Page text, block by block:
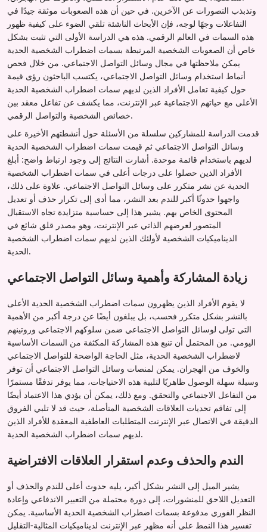
وتذبذب التصورات عن الآخرين. في حين أن هذه الصعوبات موثقة جيدًا في
التفاعلات وجهًا لوجه، فإن الأبحاث الناشئة تلقي الضوء على كيفية ظهور
هذه السمات في العالم الرقمي. هذه هي الدراسة الأولى التي تثبت بشكل
خاص أن الصعوبات الشخصية المرتبطة بسمات اضطراب الشخصية الحدية
يمكن ملاحظتها في مجال وسائل التواصل الاجتماعي. من خلال فحص
أنماط استخدام وسائل التواصل الاجتماعي، يكتسب الباحثون رؤى قيمة
حول كيفية تعامل الأفراد الذين لديهم سمات اضطراب الشخصية الحدية
الأعلى مع حياتهم الاجتماعية عبر الإنترنت، مما يكشف عن تفاعل معقد بين
خصائص الشخصية والتواصل الرقمي.
قدمت الدراسة للمشاركين سلسلة من الأسئلة حول أنشطتهم الأخيرة على
وسائل التواصل الاجتماعي ثم قيمت سمات اضطراب الشخصية الحدية
لديهم باستخدام قائمة موحدة. أشارت النتائج إلى وجود ارتباط واضح: أبلغ
الأفراد الذين حصلوا على درجات أعلى في سمات اضطراب الشخصية
الحدية عن نشر متكرر على وسائل التواصل الاجتماعي. علاوة على ذلك،
واجهوا حدوثًا أكبر للندم بعد النشر، مما أدى إلى تكرار حذف أو تعديل
المحتوى الخاص بهم. يشير هذا إلى حساسية متزايدة تجاه الاستقبال
المتصور لعرضهم الذاتي عبر الإنترنت، وهو مصدر قلق شائع في
الديناميكيات الشخصية لأولئك الذين لديهم سمات اضطراب الشخصية
الحدية.
زيادة المشاركة وأهمية وسائل التواصل الاجتماعي
لا يقوم الأفراد الذين يظهرون سمات اضطراب الشخصية الحدية الأعلى
بالنشر بشكل متكرر فحسب، بل يبلغون أيضًا عن درجة أكبر من الأهمية
التي تولى لوسائل التواصل الاجتماعي ضمن سلوكهم الاجتماعي وروتينهم
اليومي. من المحتمل أن تنبع هذه المشاركة المكثفة من السمات الأساسية
لاضطراب الشخصية الحدية، مثل الحاجة الواضحة للتواصل الاجتماعي
والخوف من الهجران. يمكن لمنصات وسائل التواصل الاجتماعي أن توفر
وسيلة سهلة الوصول ظاهريًا لتلبية هذه الاحتياجات، مما يوفر تدفقًا مستمرًا
من التفاعل الاجتماعي والتحقق. ومع ذلك، يمكن أن يؤدي هذا الاعتماد أيضًا
إلى تفاقم تحديات العلاقات الشخصية المتأصلة، حيث قد لا تلبي الفروق
الدقيقة في الاتصال عبر الإنترنت المتطلبات العاطفية المعقدة للأفراد الذين
لديهم سمات اضطراب الشخصية الحدية.
الندم والحذف وعدم استقرار العلاقات الافتراضية
يشير الميل إلى النشر بشكل أكبر، يليه حدوث أعلى للندم والحذف أو
التعديل اللاحق للمنشورات، إلى دورة محتملة من التعبير الاندفاعي وإعادة
النظر الفوري مدفوعة بسمات اضطراب الشخصية الحدية الأساسية. يمكن
تفسير هذا النمط على أنه مظهر عبر الإنترنت لديناميكيات المثالية-التقليل